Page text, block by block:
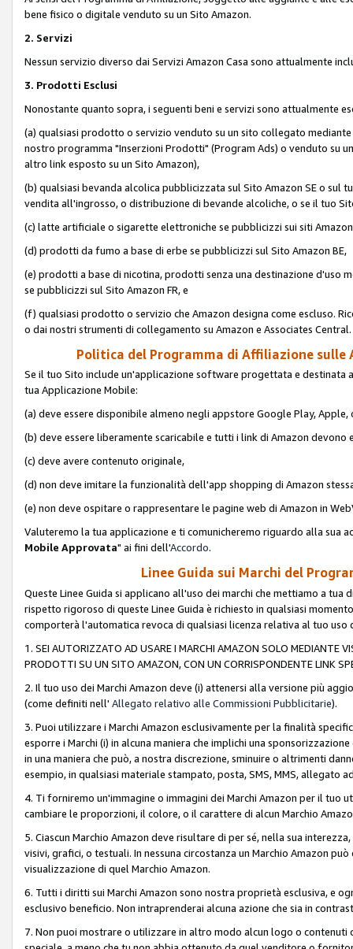
bene fisico o digitale venduto su un Sito Amazon.
2. Servizi
Nessun servizio diverso dai Servizi Amazon Casa sono attualmente
3. Prodotti Esclusi
Nonostante quanto sopra, i seguenti beni e servizi sono attualmente
(a) qualsiasi prodotto o servizio venduto su un sito collegato
nostro programma "Inserzioni Prodotti" (Program Ads) o venduto su
altro link esposto su un Sito Amazon),
(b) qualsiasi bevanda alcolica pubblicizzata sul Sito Amazon SE o sul
vendita all'ingrosso, o distribuzione di bevande alcoliche, o se il tuo
(c) latte artificiale o sigarette elettroniche se pubblicizzi sui siti Amazon
(d) prodotti da fumo a base di erbe se pubblicizzi sul Sito Amazon BE,
(e) prodotti a base di nicotina, prodotti senza una destinazione d'uso
se pubblicizzi sul Sito Amazon FR, e
(f) qualsiasi prodotto o servizio che Amazon designa come escluso.
o dai nostri strumenti di collegamento su Amazon e Associates Central.
Politica del Programma di Affiliazione
Se il tuo Sito include un'applicazione software progettata e
tua Applicazione Mobile:
(a) deve essere disponibile almeno negli appstore Google Play, Apple,
(b) deve essere liberamente scaricabile e tutti i link di Amazon devono
(c) deve avere contenuto originale,
(d) non deve imitare la funzionalità dell'app shopping di Amazon
(e) non deve ospitare o rappresentare le pagine web di Amazon in
Valuteremo la tua applicazione e ti comunicheremo riguardo alla sua
Mobile Approvata" ai fini dell'Accordo.
Linee Guida sui Marchi del
Queste Linee Guida si applicano all'uso dei marchi che mettiamo a
rispetto rigoroso di queste Linee Guida è richiesto in qualsiasi
comporterà l'automatica revoca di qualsiasi licenza relativa al tuo uso
1. SEI AUTORIZZATO AD USARE I MARCHI AMAZON SOLO MEDIANTE
PRODOTTI SU UN SITO AMAZON, CON UN CORRISPONDENTE LINK
2. Il tuo uso dei Marchi Amazon deve (i) attenersi alla versione più
(come definiti nell' Allegato relativo alle Commissioni Pubblicitarie).
3. Puoi utilizzare i Marchi Amazon esclusivamente per la finalità
esporre i Marchi (i) in alcuna maniera che implichi una
in una maniera che può, a nostra discrezione, sminuire o altrimenti
esempio, in qualsiasi materiale stampato, posta, SMS, MMS,
4. Ti forniremo un'immagine o immagini dei Marchi Amazon per il tuo
cambiare le proporzioni, il colore, o il carattere di alcun Marchio
5. Ciascun Marchio Amazon deve risultare di per sé, nella sua
visivi, grafici, o testuali. In nessuna circostanza un Marchio Amazon
visualizzazione di quel Marchio Amazon.
6. Tutti i diritti sui Marchi Amazon sono nostra proprietà esclusiva, e
esclusivo beneficio. Non intraprenderai alcuna azione che sia in
7. Non puoi mostrare o utilizzare in altro modo alcun logo o